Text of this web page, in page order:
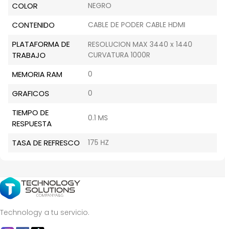
COLOR NEGRO
CONTENIDO CABLE DE PODER CABLE HDMI
PLATAFORMA DE
TRABAJO
RESOLUCION MAX 3440 x 1440
CURVATURA 1000R
MEMORIA RAM 0
GRAFICOS 0
TIEMPO DE
RESPUESTA
0.1 MS
TASA DE REFRESCO 175 HZ
Technology a tu servicio.